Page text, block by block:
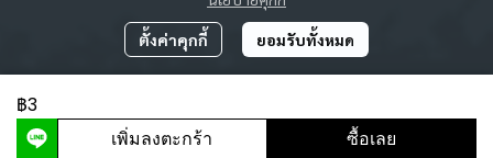
฿3
เพิ่มลงตะกร้า ซื้อเลย
ตั้งค่าคุกกี้ ยอมรับทั้งหมด
ผู้เข้าชมวันนี้2,482